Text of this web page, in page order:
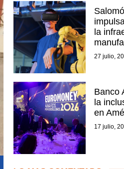
la
27 julio,
Banco
la
en
17 julio,